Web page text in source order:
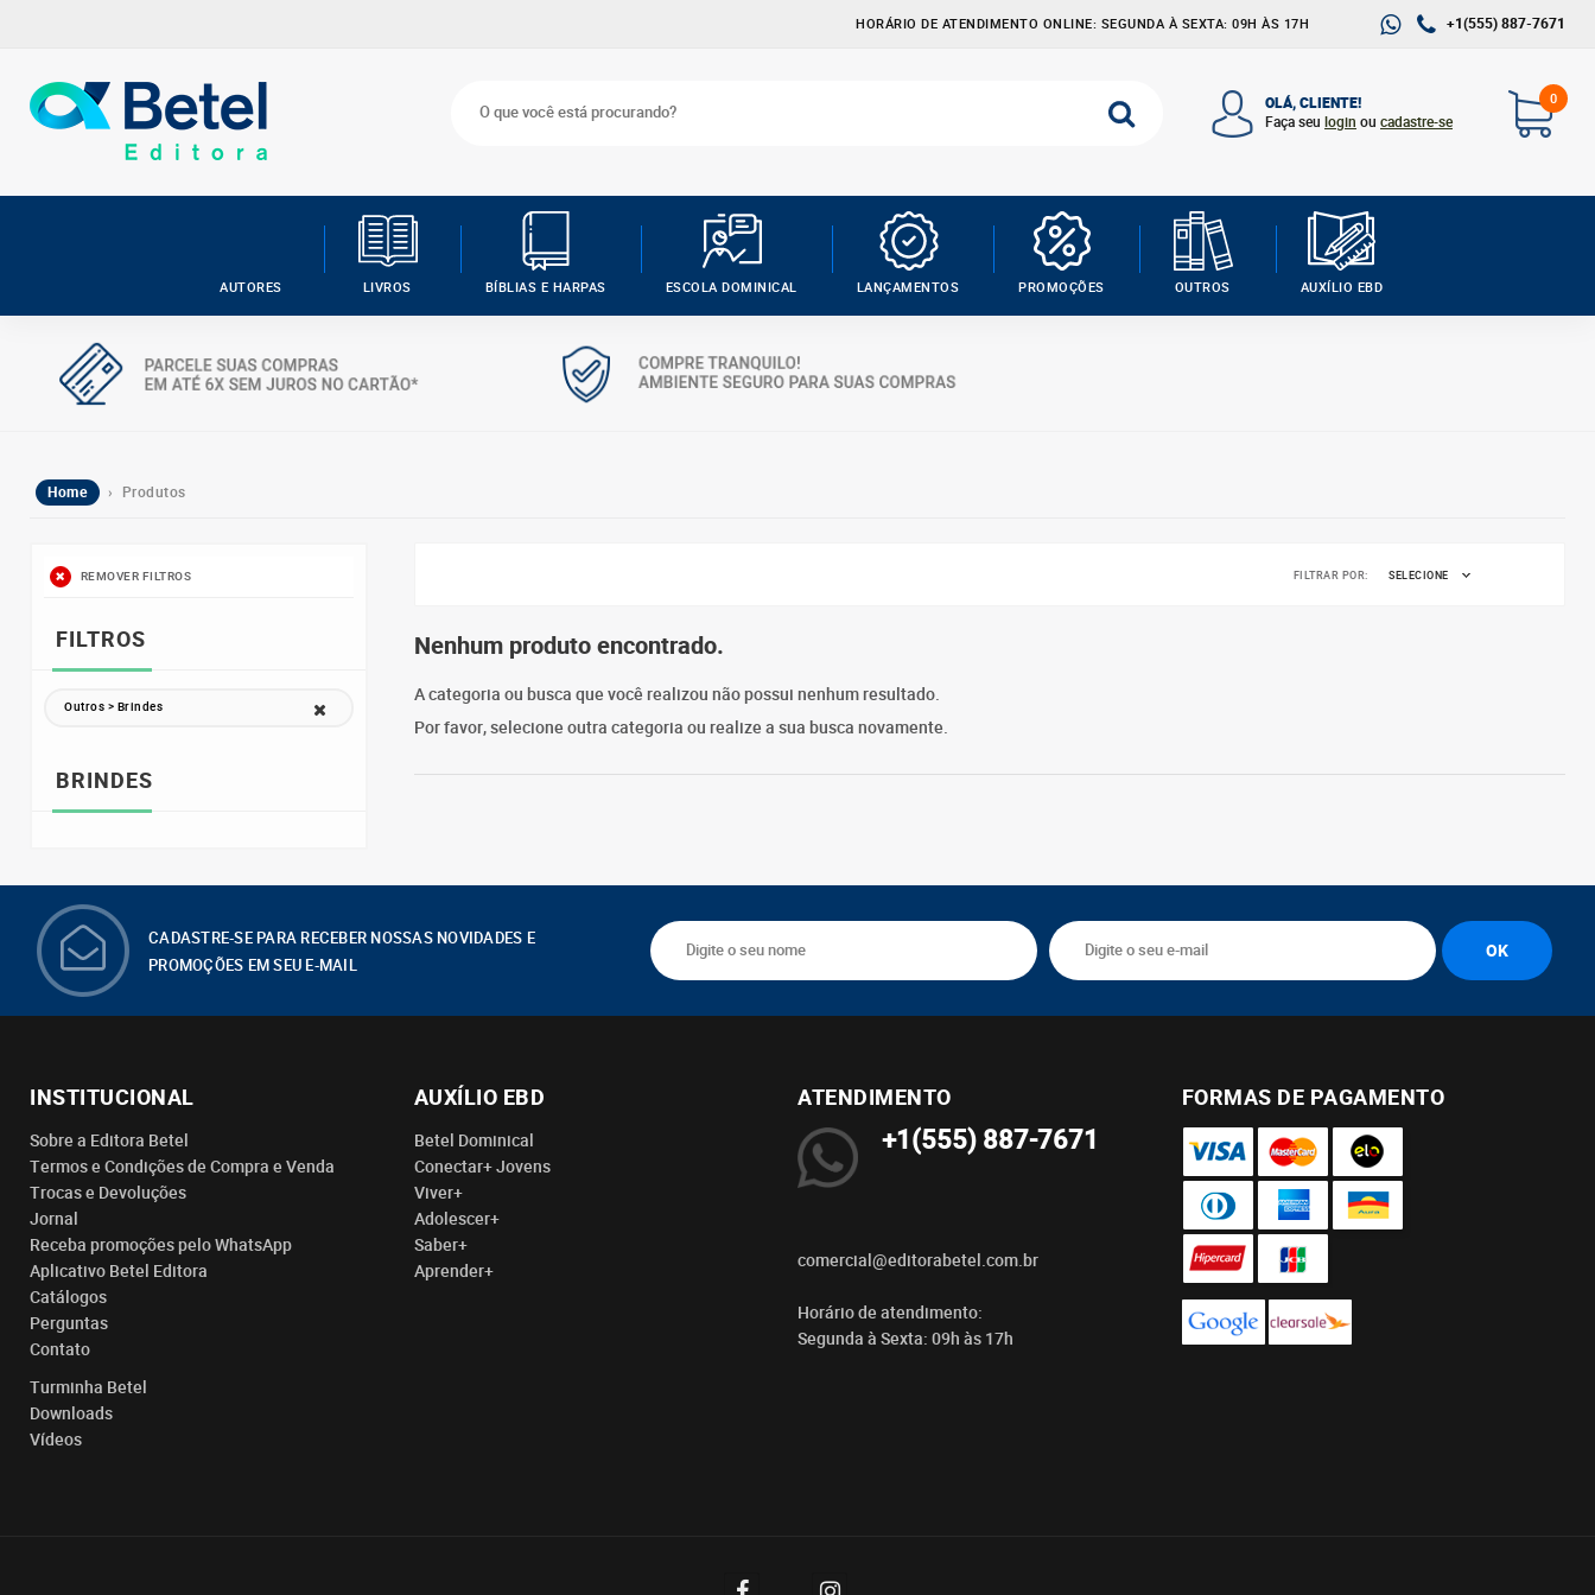
+1(555) 887-7671
HORÁRIO DE ATENDIMENTO ONLINE: SEGUNDA À SEXTA: 09H ÀS 17H
0
OLÁ, CLIENTE!
Faça seu login ou cadastre-se
AUTORES LIVROS BÍBLIAS E HARPAS ESCOLA DOMINICAL LANÇAMENTOS PROMOÇÕES OUTROS AUXÍLIO EBD
Home › Produtos
REMOVER FILTROS
FILTROS
Outros > Brindes
BRINDES
FILTRAR POR: SELECIONE
Nenhum produto encontrado.
A categoria ou busca que você realizou não possui nenhum resultado.
Por favor, selecione outra categoria ou realize a sua busca novamente.
CADASTRE-SE PARA RECEBER NOSSAS NOVIDADES E
PROMOÇÕES EM SEU E-MAIL
INSTITUCIONAL
Sobre a Editora Betel
Termos e Condições de Compra e Venda
Trocas e Devoluções
Jornal
Receba promoções pelo WhatsApp
Aplicativo Betel Editora
Catálogos
Perguntas
Contato
Turminha Betel
Downloads
Vídeos
AUXÍLIO EBD
Betel Dominical
Conectar+ Jovens
Viver+
Adolescer+
Saber+
Aprender+
ATENDIMENTO
+1(555) 887-7671
comercial@editorabetel.com.br
Horário de atendimento:
Segunda à Sexta: 09h às 17h
FORMAS DE PAGAMENTO